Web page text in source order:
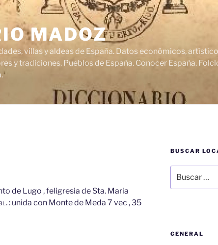
MADOZ
villas y aldeas de España. Datos económicos,
y tradiciones. Pueblos de España. Conocer España.
de Lugo , feligresia de Sta. Maria
: unida con Monte de Meda 7 vec , 35
BUSCAR
por:
GENERAL